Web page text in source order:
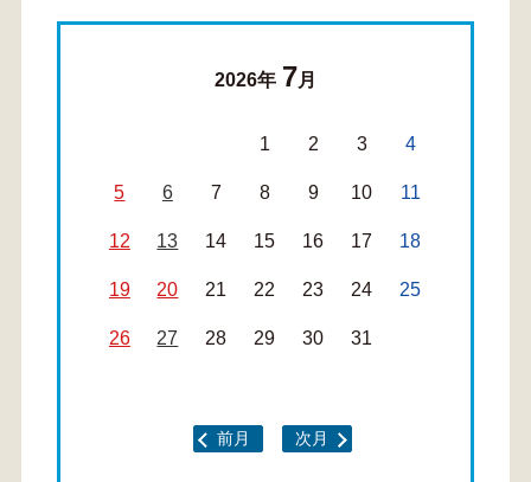
2026年 7月
1 2 3 4
5 6 7 8 9 10 11
12 13 14 15 16 17 18
19 20 21 22 23 24 25
26 27 28 29 30 31
前月 次月